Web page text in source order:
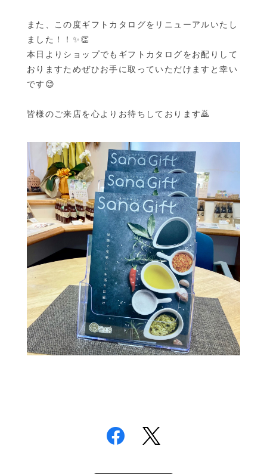
また、この度ギフトカタログを リニューアルいたし
ました！！✨👏
本日よりショップでもギフトカタログをお配りして
おりますためぜひお手に取っていただけますと幸い
です😊
皆様のご来店を心よりお待ちしております🙇